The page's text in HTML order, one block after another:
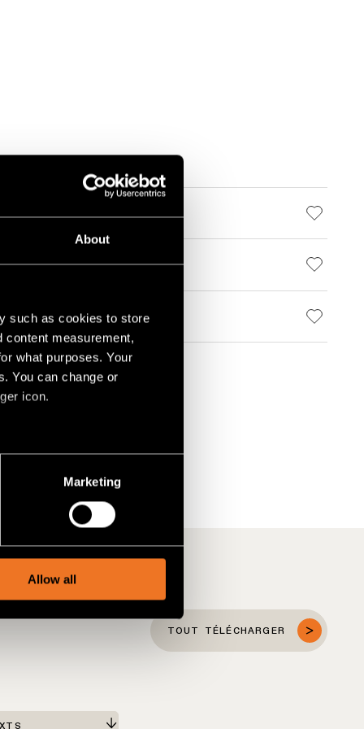
About
such as cookies to store
content measurement,
what purposes. Your
You can change or
icon.
meters
advertising and analytics
Marketing
Allow all
TOUT TÉLÉCHARGER